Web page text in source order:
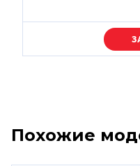
Похожие